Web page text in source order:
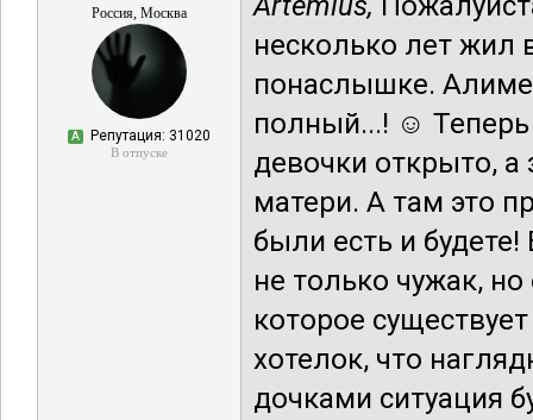
Россия, Москва
А Репутация: 31020
В отпуске
несколько лет
понаслышке.
полный...! ☺ Теперь
девочки открыто, а
матери. А там это
были есть и
не только чужак,
которое
хотелок, что
дочками ситуация